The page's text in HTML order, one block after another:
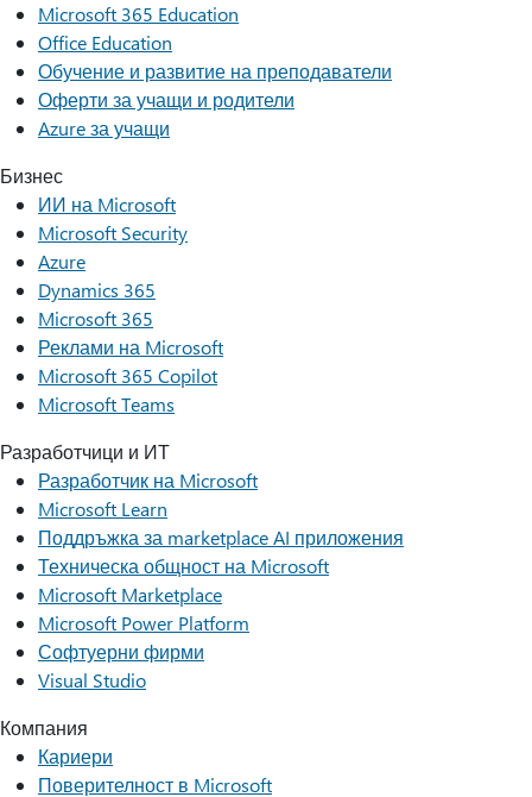
Microsoft 365 Education
Office Education
Обучение и развитие на преподаватели
Оферти за учащи и родители
Azure за учащи
Бизнес
ИИ на Microsoft
Microsoft Security
Azure
Dynamics 365
Microsoft 365
Реклами на Microsoft
Microsoft 365 Copilot
Microsoft Teams
Разработчици и ИТ
Разработчик на Microsoft
Microsoft Learn
Поддръжка за marketplace AI приложения
Техническа общност на Microsoft
Microsoft Marketplace
Microsoft Power Platform
Софтуерни фирми
Visual Studio
Компания
Кариери
Поверителност в Microsoft